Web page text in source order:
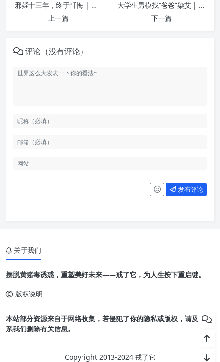
邪婬十三年，终于忏悔 | 纵欲危害
上一篇
大学生男模找“爸爸”染艾 | 纵欲危害
下一篇
评论（没有评论）
发布评论
关于我们
摆脱黄赌毒诱惑，重塑美好未来——戒了它，为人生按下重启键。
版权说明
本站部分资源来自于网络收集，若侵犯了你的隐私或版权，请及时联
系我们删除有关信息。
Copyright 2013-2024 戒了它